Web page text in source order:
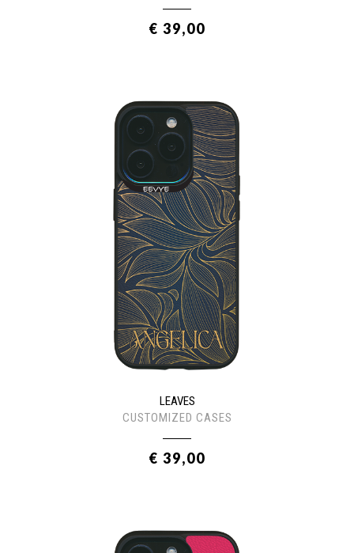
€ 39,00
LEAVES
CUSTOMIZED CASES
€ 39,00